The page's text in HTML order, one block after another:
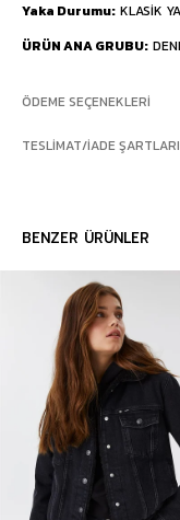
Yaka Durumu KLASİK
ÜRÜN ANA GRUBU
ÖDEME SEÇENEKLERI
TESLIMAT/İADE ŞARTLARI
BENZER ÜRÜNLER